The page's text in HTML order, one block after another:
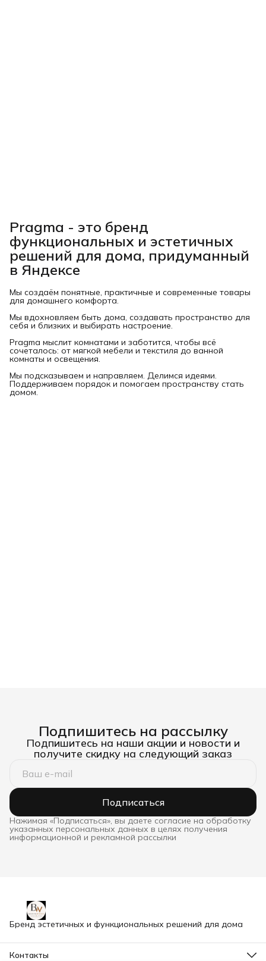
Pragma - это бренд
функциональных и эстетичных
решений для дома, придуманный
в Яндексе
Мы создаём понятные, практичные и современные товары
для домашнего комфорта.
Мы вдохновляем быть дома, создавать пространство для
себя и близких и выбирать настроение.
Pragma мыслит комнатами и заботится, чтобы всё
сочеталось: от мягкой мебели и текстиля до ванной
комнаты и освещения.
Мы подсказываем и направляем. Делимся идеями.
Поддерживаем порядок и помогаем пространству стать
домом.
Подпишитесь на рассылку
Подпишитесь на наши акции и новости и
получите скидку на следующий заказ
Подписаться
Нажимая «Подписаться», вы даете согласие на обработку
указанных персональных данных в целях получения
информационной и рекламной рассылки
Бренд эстетичных и функциональных решений для дома
Контакты